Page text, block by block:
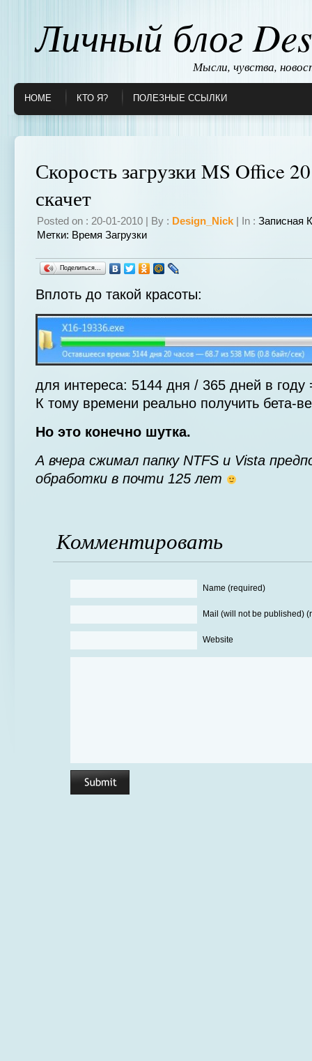
Личный блог
Мысли, чувства,
HOME КТО Я? ПОЛЕЗНЫЕ ССЫЛКИ
Скорость загрузки MS Office
скачет
Posted on : 20-01-2010 | By : Design_Nick | In : Записная
Метки: Время Загрузки
Поделиться…
Вплоть до такой красоты:
для интереса: 5144 дня / 365 дней в
К тому времени реально получить бета-
Но это конечно шутка.
А вчера сжимал папку NTFS и Vista
обработки в почти 125 лет
Комментировать
Name (required)
Mail (will not be published)
Website